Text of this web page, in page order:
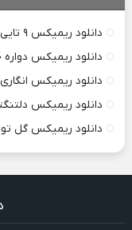
دانلود ریمیکس ۹ تایی علیرضا اسپید
دانلود ریمیکس
دانلود ریمیکس
دانلود ریمیکس
دانلود ریمیکس گل